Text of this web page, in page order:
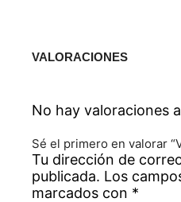
VALORACIONES
No hay valoraciones
Sé el primero en valorar
Tu dirección de
publicada. Los
marcados con *